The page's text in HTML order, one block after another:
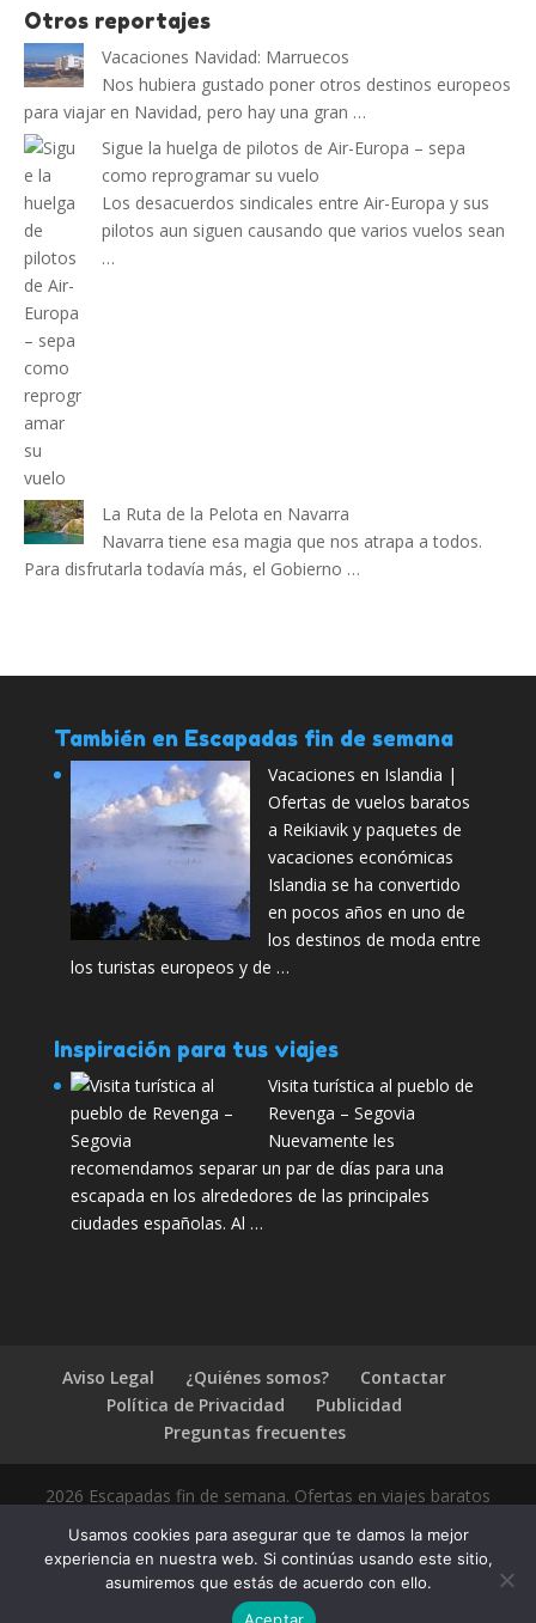
Otros reportajes
Vacaciones Navidad: Marruecos
Nos hubiera gustado poner otros destinos europeos
para viajar en Navidad, pero hay una gran …
Sigue la huelga de pilotos de Air-Europa – sepa
como reprogramar su vuelo
Los desacuerdos sindicales entre Air-Europa y sus
pilotos aun siguen causando que varios vuelos sean
…
La Ruta de la Pelota en Navarra
Navarra tiene esa magia que nos atrapa a todos.
Para disfrutarla todavía más, el Gobierno …
También en Escapadas fin de semana
Vacaciones en Islandia |
Ofertas de vuelos baratos
a Reikiavik y paquetes de
vacaciones económicas
Islandia se ha convertido
en pocos años en uno de
los destinos de moda entre
los turistas europeos y de …
Inspiración para tus viajes
Visita turística al pueblo de
Revenga – Segovia
Nuevamente les
recomendamos separar un par de días para una
escapada en los alrededores de las principales
ciudades españolas. Al …
Aviso Legal ¿Quiénes somos?
Contactar
Política de Privacidad
Publicidad
Preguntas frecuentes
2026 Escapadas fin de semana. Ofertas en viajes baratos
Usamos cookies para asegurar que te damos la mejor
experiencia en nuestra web. Si continúas usando este sitio,
asumiremos que estás de acuerdo con ello.
Aceptar